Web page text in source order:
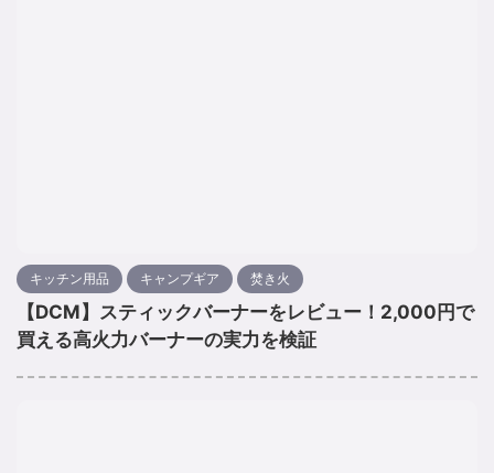
キッチン用品 キャンプギア 焚き火
【DCM】スティックバーナーをレビュー！2,000円で
買える高火力バーナーの実力を検証